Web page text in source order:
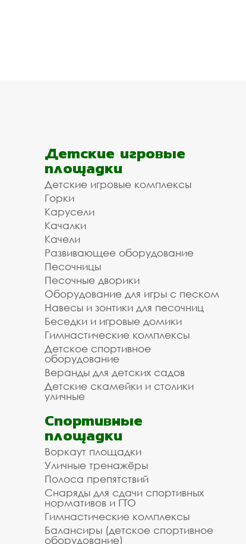
Детские игровые
площадки
Детские игровые комплексы
Горки
Карусели
Качалки
Качели
Развивающее оборудование
Песочницы
Песочные дворики
Оборудование для игры с песком
Навесы и зонтики для песочниц
Беседки и игровые домики
Гимнастические комплексы
Детское спортивное
оборудование
Веранды для детских садов
Детские скамейки и столики
уличные
Спортивные
площадки
Воркаут площадки
Уличные тренажёры
Полоса препятствий
Снаряды для сдачи спортивных
нормативов и ГТО
Гимнастические комплексы
Балансиры (детское спортивное
оборудование)